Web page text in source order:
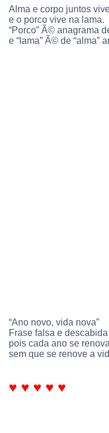
Alma e corpo juntos
e o porco vive na lama.
“Porco” Ã© anagrama
e “lama” Ã© de “alma”
“Ano novo, vida nova”
Frase falsa e descabida
pois cada ano se renova
sem que se renove a
♥ ♥ ♥ ♥ ♥